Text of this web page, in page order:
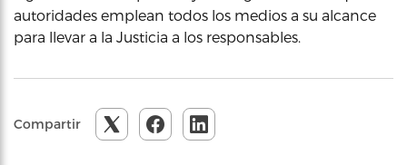
autoridades emplean todos los medios a su alcance
para llevar a la Justicia a los responsables.
Compartir